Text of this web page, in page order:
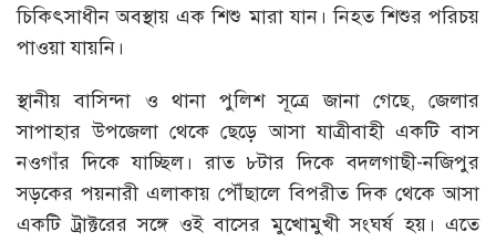
চিকিৎসাধীন অবস্থায় এক শিশু মারা যান। নিহত শিশুর পরিচয়
পাওয়া যায়নি।
স্থানীয় বাসিন্দা ও থানা পুলিশ সূত্রে জানা গেছে, জেলার
সাপাহার উপজেলা থেকে ছেড়ে আসা যাত্রীবাহী একটি বাস
নওগাঁর দিকে যাচ্ছিল। রাত ৮টার দিকে বদলগাছী-নজিপুর
সড়কের পয়নারী এলাকায় পৌঁছালে বিপরীত দিক থেকে আসা
একটি ট্রাক্টরের সঙ্গে ওই বাসের মুখোমুখী সংঘর্ষ হয়। এতে